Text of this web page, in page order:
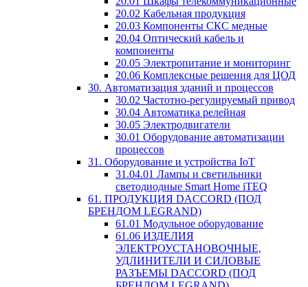
20.02 Кабельная продукция
20.03 Компоненты СКС медные
20.04 Оптический кабель и
компоненты
20.05 Электропитание и мониторинг
20.06 Комплексные решения для ЦОД
30. Автоматизация зданий и процессов
30.02 Частотно-регулируемый привод
30.04 Автоматика релейная
30.05 Электродвигатели
30.01 Оборудование автоматизации
процессов
31. Оборудование и устройства IoT
31.04.01 Лампы и светильники
светодиодные Smart Home iTEQ
61. ПРОДУКЦИЯ DACCORD (ПОД
БРЕНДОМ LEGRAND)
61.01 Модульное оборудование
61.06 ИЗДЕЛИЯ
ЭЛЕКТРОУСТАНОВОЧНЫЕ,
УДЛИНИТЕЛИ И СИЛОВЫЕ
РАЗЪЕМЫ DACCORD (ПОД